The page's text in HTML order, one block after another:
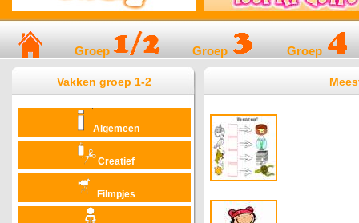
Groep Groep Groep
Vakken groep 1-2
Algemeen
Creatief
Filmpjes